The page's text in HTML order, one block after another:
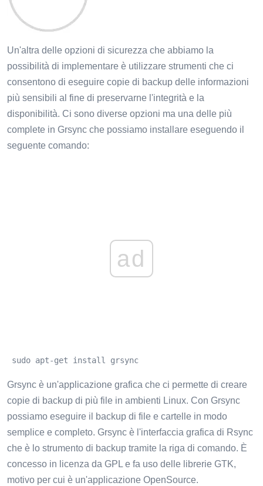
Un'altra delle opzioni di sicurezza che abbiamo la
possibilità di implementare è utilizzare strumenti che ci
consentono di eseguire copie di backup delle informazioni
più sensibili al fine di preservarne l'integrità e la
disponibilità. Ci sono diverse opzioni ma una delle più
complete in Grsync che possiamo installare eseguendo il
seguente comando:
ad
sudo apt-get install grsync
Grsync è un'applicazione grafica che ci permette di creare
copie di backup di più file in ambienti Linux. Con Grsync
possiamo eseguire il backup di file e cartelle in modo
semplice e completo. Grsync è l'interfaccia grafica di Rsync
che è lo strumento di backup tramite la riga di comando. È
concesso in licenza da GPL e fa uso delle librerie GTK,
motivo per cui è un'applicazione OpenSource.